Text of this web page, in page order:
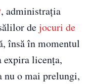
, administrația
dejocuri de
însă în momentul
licența,
nu o mai prelungi,